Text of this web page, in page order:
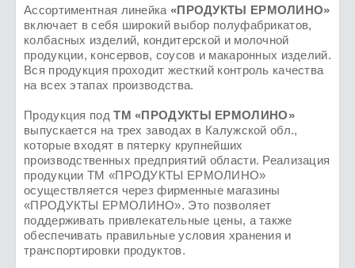
Ассортиментная линейка «ПРОДУКТЫ ЕРМОЛИНО»
включает в себя широкий выбор полуфабрикатов,
колбасных изделий, кондитерской и молочной
продукции, консервов, соусов и макаронных изделий.
Вся продукция проходит жесткий контроль качества
на всех этапах производства.
Продукция подТМ «ПРОДУКТЫ ЕРМОЛИНО»
выпускается на трех заводах в Калужской обл.,
которые входят в пятерку крупнейших
производственных предприятий области. Реализация
продукции ТМ «ПРОДУКТЫ ЕРМОЛИНО»
осуществляется через фирменные магазины
«ПРОДУКТЫ ЕРМОЛИНО». Это позволяет
поддерживать привлекательные цены, а также
обеспечивать правильные условия хранения и
транспортировки продуктов.